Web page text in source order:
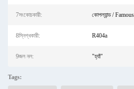
7সংকোচকারী: কোপল্যান্ড /
8স্নিগ্ধকারী: R404a
9জল নল: "হ্যাঁ"
Tags: